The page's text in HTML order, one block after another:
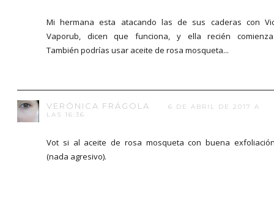
Mi hermana esta atacando las de sus caderas con
Vaporub, dicen que funciona, y ella recién
También podrías usar aceite de rosa mosqueta...
VERÓNICA FRÁGOLA
6 DE ABRIL DE 2017 A
LAS 16:36
Vot si al aceite de rosa mosqueta con buena
(nada agresivo).